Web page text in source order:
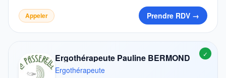
Appeler Prendre RDV →
✓
Ergothérapeute Pauline BERMOND
Ergothérapeute